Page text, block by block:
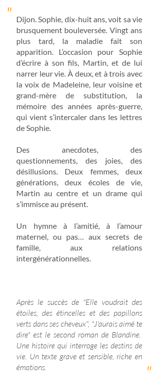
" Dijon. Sophie, dix-huit ans, voit sa vie
brusquement bouleversée. Vingt ans
plus tard, la maladie fait son
apparition. L’occasion pour Sophie
d’écrire à son fils, Martin, et de lui
narrer leur vie. À deux, et à trois avec
la voix de Madeleine, leur voisine et
grand-mère de substitution, la
mémoire des années après-guerre,
qui vient s’intercaler dans les lettres
de Sophie.
Des anecdotes, des
questionnements, des joies, des
désillusions. Deux femmes, deux
générations, deux écoles de vie,
Martin au centre et un drame qui
s’immisce au présent.
Un hymne à l’amitié, à l’amour
maternel, ou pas… aux secrets de
famille, aux relations
intergénérationnelles.
Après le succès de "Elle voudrait des
étoiles, des étincelles et des papillons
verts dans ses cheveux", "J'aurais aimé te
dire" est le second roman de Blandine.
Une histoire qui interroge les destins de
vie. Un texte grave et sensible, riche en
émotions.
"